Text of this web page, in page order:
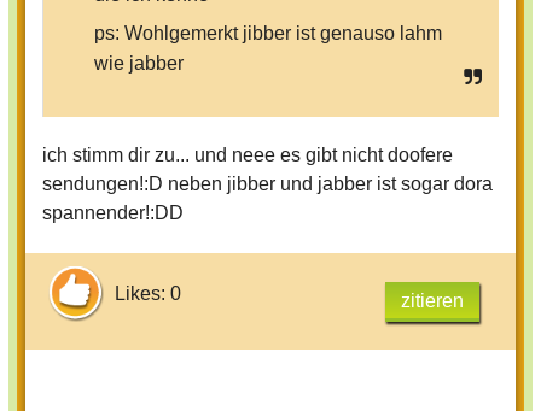
ps: Wohlgemerkt jibber ist genauso lahm
wie jabber
ich stimm dir zu... und neee es gibt nicht doofere
sendungen!:D neben jibber und jabber ist sogar dora
spannender!:DD
Likes: 0 zitieren